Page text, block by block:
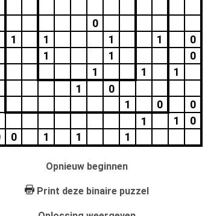
0
1 1 1 1
0
1 1
0
1
1
1
1
0
1
0
0
1
1
0
0 1 1 1
Opnieuw beginnen
Print deze binaire puzzel